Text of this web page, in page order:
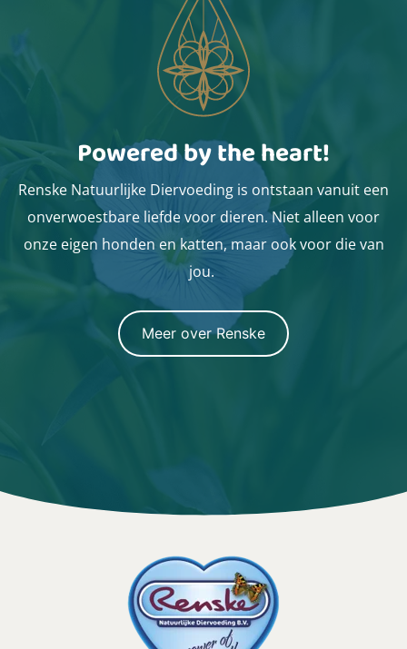
Powered by the heart!
Renske Natuurlijke Diervoeding is ontstaan vanuit een
onverwoestbare liefde voor dieren. Niet alleen voor
onze eigen honden en katten, maar ook voor die van
jou.
Meer over Renske